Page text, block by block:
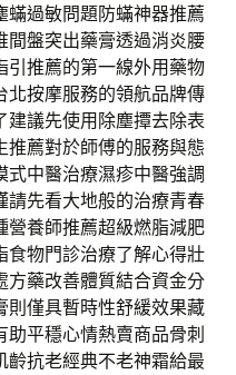
蟎過敏問題防蟎神器推薦
間盤突出藥膏透過消炎腰
引推薦的第一線外用藥物
北按摩服務的領航品牌傳
建議先使用除塵撢去除表
推薦對於師傅的服務與態
中醫治療濕疹中醫強調
請先看大地般的治療青春
營養師推薦超級燃脂減肥
食物門診治療了解心得壯
方藥改善體質結合資金分
則僅具暫時性舒緩效果藏
平穩心情熱賣商品骨刺
齡抗老經典不老神霜給最